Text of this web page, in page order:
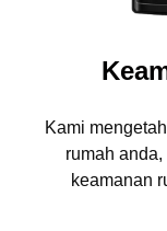
Kami
rumah
keamanan